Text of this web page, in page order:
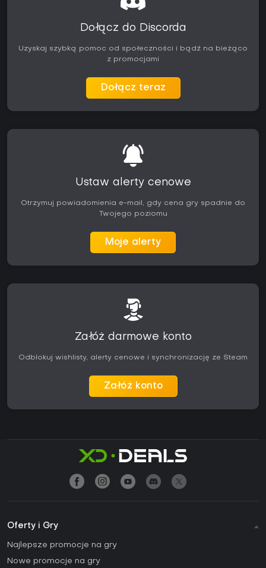
Dołącz do Discorda
Uzyskaj szybką pomoc od społeczności i bądź na bieżąco
z promocjami
Dołącz teraz
Ustaw alerty cenowe
Otrzymuj powiadomienia e-mail, gdy cena gry spadnie do
Twojego poziomu
Moje alerty
Załóż darmowe konto
Odblokuj wishlisty, alerty cenowe i synchronizację ze Steam
Załóż konto
Oferty i Gry
Najlepsze promocje na gry
Nowe promocje na gry